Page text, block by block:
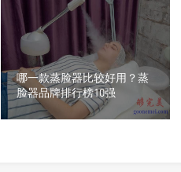
哪一款蒸脸器比较好用？蒸
脸器品牌排行榜10强